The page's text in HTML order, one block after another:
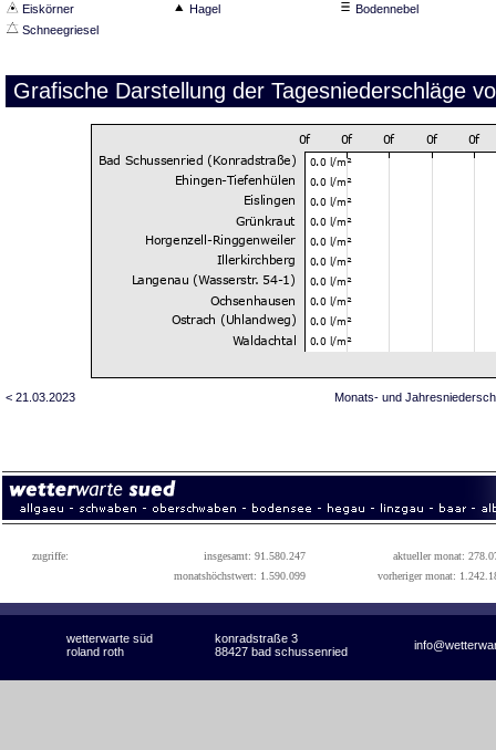
Eiskörner Hagel
Bodennebel
Schneegriesel
Grafische Darstellung der Tagesniederschläge
< 21.03.2023 Monats- und
zugriffe: insgesamt: 91.580.247
aktueller monat:
monatshöchstwert: 1.590.099
vorheriger monat:
wetterwarte süd konradstraße 3
roland roth 88427 bad schussenried